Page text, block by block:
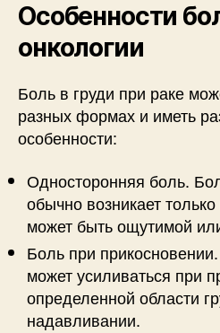
Особенности
онкологии
Боль в груди при раке
разных формах и иметь
особенности:
Односторонняя боль.
обычно возникает
может быть ощутимой
Боль при
может усиливаться при
определенной области
надавливании.